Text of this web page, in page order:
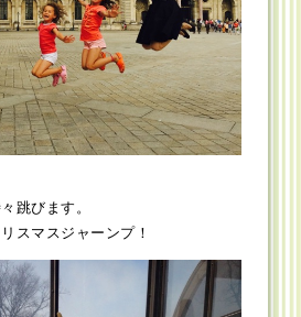
跳びます。
スマスジャーンプ！